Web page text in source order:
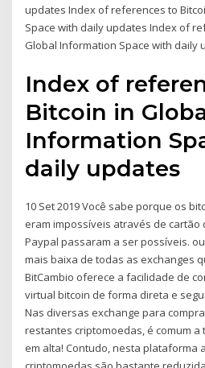
updates Index of references to
Space with daily updates Index of
Global Information Space with daily
Index of
Bitcoin in
Information
daily updates
10 Set 2019 Você sabe porque os
eram impossíveis através de cartão
Paypal passaram a ser possíveis.
mais baixa de todas as exchanges
BitCambio oferece a facilidade de
virtual bitcoin de forma direta e
Nas diversas exchange para
restantes criptomoedas, é comum a
em alta! Contudo, nesta plataforma